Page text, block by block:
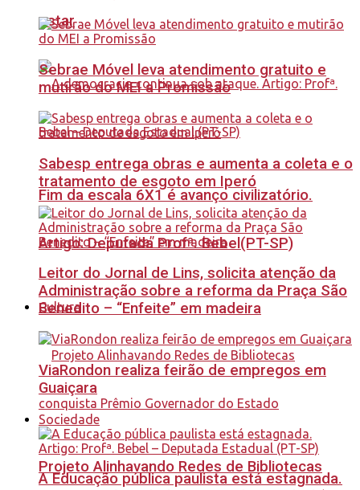
estar
Fim da escala 6X1 é avanço civilizatório.
Artigo: Deputada Profª. Bebel(PT-SP)
Cultura
Projeto Alinhavando Redes de Bibliotecas
Sebrae Móvel leva atendimento gratuito e
mutirão do MEI a Promissão
Sabesp entrega obras e aumenta a coleta e o
tratamento de esgoto em Iperó
Leitor do Jornal de Lins, solicita atenção da
Administração sobre a reforma da Praça São
Benedito – “Enfeite” em madeira
ViaRondon realiza feirão de empregos em
Guaiçara
Sociedade
A Educação pública paulista está estagnada.